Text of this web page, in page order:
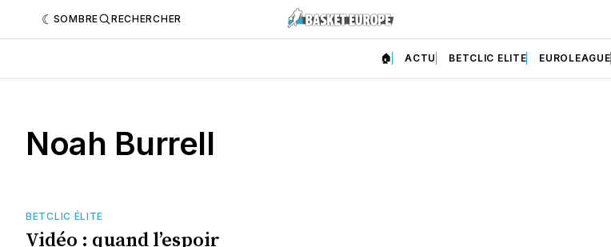
SOMBRE RECHERCHER
🏠 ACTU BETCLIC ELITE EUROLEAGUE
Noah Burrell
BETCLIC ÉLITE
Vidéo : quand l’espoir